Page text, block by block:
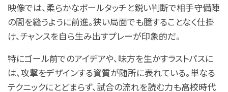
映像では、柔らかなボールタッチと鋭い判断で相手守備陣
の間を縫うように前進。狭い局面でも臆することなく仕掛
け、チャンスを自ら生み出すプレーが印象的だ。
特にゴール前でのアイデアや、味方を生かすラストパスに
は、攻撃をデザインする資質が随所に表れている。単なる
テクニックにとどまらず、試合の流れを読む力も高校時代